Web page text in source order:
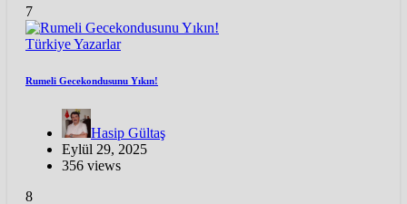
7
TürkiyeYazarlar
Rumeli Gecekondusunu Yıkın!
Hasip Gültaş
Eylül 29, 2025
356 views
8